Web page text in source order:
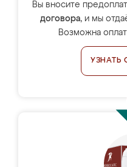
Вы вносите
договора, и мы
Возможна
УЗНАТЬ